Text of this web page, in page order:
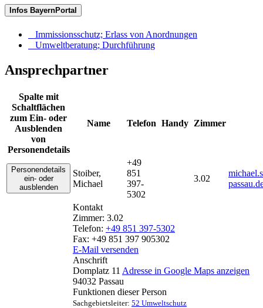
Infos BayernPortal
Immissionsschutz; Erlass von Anordnungen
Umweltberatung; Durchführung
Ansprechpartner
Spalte mit
Schaltflächen
zum Ein- oder
Ausblenden
von
Personendetails
Name Telefon Handy Zimmer
Personendetails
ein- oder
ausblenden
Stoiber,
Michael
+49
851
397-
5302
3.02
Kontakt
Zimmer: 3.02
Telefon: +49 851 397-5302
Fax: +49 851 397 905302
E-Mail versenden
Anschrift
Domplatz 11 Adresse in Google Maps anzeigen
94032 Passau
Funktionen dieser Person
Sachgebietsleiter: 52 Umweltschutz